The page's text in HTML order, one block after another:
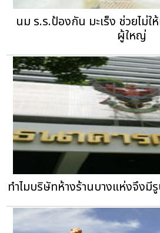
นม ร.ร.ป้องกัน มะเร็ง ช่วยไม่ใ
ผู้ใหญ่
ทำไมบริษัทห้างร้านบางแห่งจึงมี